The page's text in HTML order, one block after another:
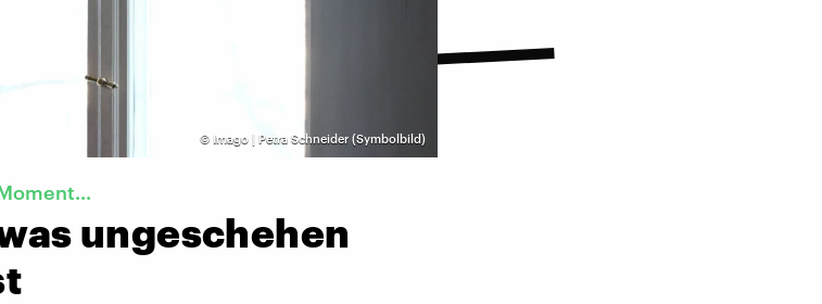
© Imago | Petra Schneider (Symbolbild)
ungeschehen